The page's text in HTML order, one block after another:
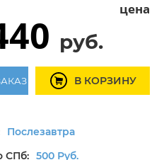
цена
руб.
В КОРЗИНУ
Послезавтра
СПб: 500 Руб.